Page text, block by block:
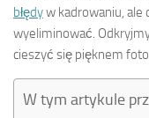
błędyw kadrowaniu, ale
wyeliminować.
cieszyć się pięknem
W tym artykule